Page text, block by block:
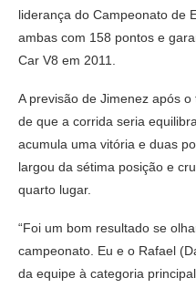
liderança do Campeonato de
ambas com 158 pontos e
Car V8 em 2011.
A previsão de Jimenez após
de que a corrida seria
acumula uma vitória e duas
largou da sétima posição e
quarto lugar.
“Foi um bom resultado se
campeonato. Eu e o Rafael
da equipe à categoria